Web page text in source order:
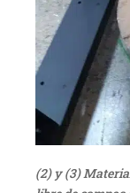
(2) y (3)